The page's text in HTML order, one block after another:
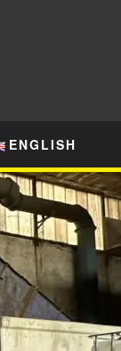
ENGLISH